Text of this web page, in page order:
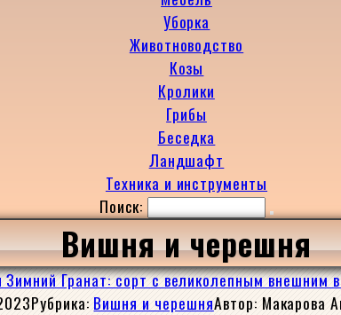
Уборка
Животноводство
Козы
Кролики
Грибы
Беседка
Ландшафт
Техника и инструменты
Поиск:
Вишня и черешня
Зимний Гранат: сорт с великолепным внешним
Рубрика: Вишня и черешняАвтор: Макарова